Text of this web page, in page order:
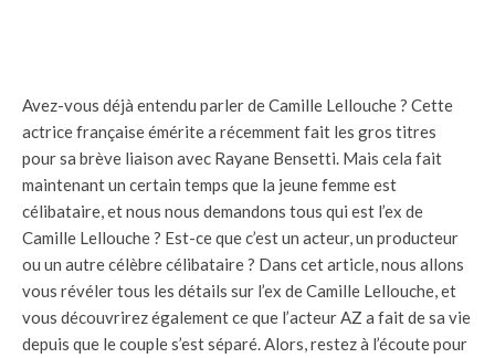
Avez-vous déjà entendu parler de Camille Lellouche ? Cette
actrice française émérite a récemment fait les gros titres
pour sa brève liaison avec Rayane Bensetti. Mais cela fait
maintenant un certain temps que la jeune femme est
célibataire, et nous nous demandons tous qui est l’ex de
Camille Lellouche ? Est-ce que c’est un acteur, un producteur
ou un autre célèbre célibataire ? Dans cet article, nous allons
vous révéler tous les détails sur l’ex de Camille Lellouche, et
vous découvrirez également ce que l’acteur AZ a fait de sa vie
depuis que le couple s’est séparé. Alors, restez à l’écoute pour